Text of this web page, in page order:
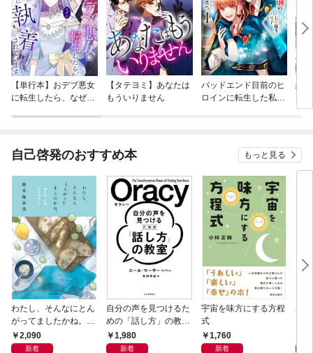
【単行本】おデブ悪女
に転生したら、なぜか
【タテヨミ】あなたは
もういりません
バッドエンド目前のヒ
ロインに転生した私、
結
自己啓発のおすすめ本 もっと見る
わたし、そんなにとん
がってましたかね。
獅子座、Ａ型、丙午は
めぐる
2,090
新着
自分の声を見つけるた
めの「話し方」の教
室 Ｏｒａｃｙ（オラ
シー）
1,980
新着
宇宙を味方にする方程
式
1,760
新着
基